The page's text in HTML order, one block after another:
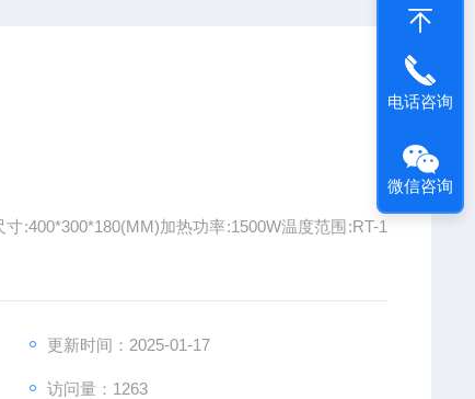
:400*300*180(MM)加热功率:1500W温度范围:RT-1
更新时间：2025-01-17
访问量：1263
电话咨询
微信咨询